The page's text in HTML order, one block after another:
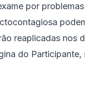
por problemas
reaplicadas nos
do Participante,